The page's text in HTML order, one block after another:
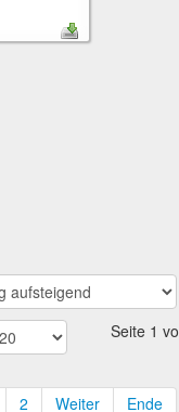
Seite 1
2 Weiter Ende